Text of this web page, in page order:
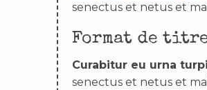
senectus et netus et
Format de
Curabitur eu urna
senectus et netus et